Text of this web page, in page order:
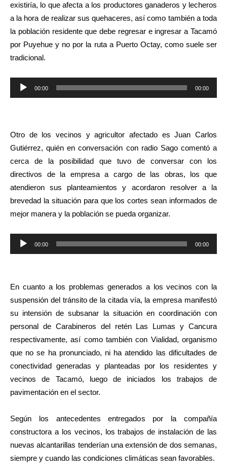
existiría, lo que afecta a los productores ganaderos y lecheros
a la hora de realizar sus quehaceres, así como también a toda
la población residente que debe regresar e ingresar a Tacamó
por Puyehue y no por la ruta a Puerto Octay, como suele ser
tradicional.
Reproductor
de
00:00 00:00
Otro de los vecinos y agricultor afectado es Juan Carlos
Gutiérrez, quién en conversación con radio Sago comentó a
cerca de la posibilidad que tuvo de conversar con los
directivos de la empresa a cargo de las obras, los que
atendieron sus planteamientos y acordaron resolver a la
brevedad la situación para que los cortes sean informados de
mejor manera y la población se pueda organizar.
Reproductor
de
00:00 00:00
En cuanto a los problemas generados a los vecinos con la
suspensión del tránsito de la citada vía, la empresa manifestó
su intensión de subsanar la situación en coordinación con
personal de Carabineros del retén Las Lumas y Cancura
respectivamente, así como también con Vialidad, organismo
que no se ha pronunciado, ni ha atendido las dificultades de
conectividad generadas y planteadas por los residentes y
vecinos de Tacamó, luego de iniciados los trabajos de
pavimentación en el sector.
Según los antecedentes entregados por la compañía
constructora a los vecinos, los trabajos de instalación de las
nuevas alcantarillas tenderían una extensión de dos semanas,
siempre y cuando las condiciones climáticas sean favorables.